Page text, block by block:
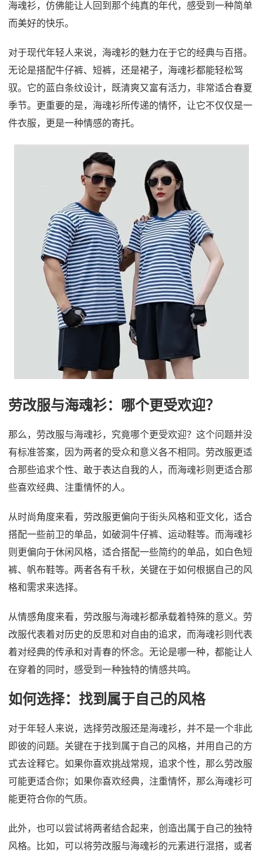
海魂衫，仿佛能让人回到那个纯真的年代，感受到一种简单
而美好的快乐。
对于现代年轻人来说，海魂衫的魅力在于它的经典与百搭。
无论是搭配牛仔裤、短裤，还是裙子，海魂衫都能轻松驾
驭。它的蓝白条纹设计，既清爽又富有活力，非常适合春夏
季节。更重要的是，海魂衫所传递的情怀，让它不仅仅是一
件衣服，更是一种情感的寄托。
劳改服与海魂衫：哪个更受欢迎？
那么，劳改服与海魂衫，究竟哪个更受欢迎？这个问题并没
有标准答案，因为两者的受众和意义各不相同。劳改服更适
合那些追求个性、敢于表达自我的人，而海魂衫则更适合那
些喜欢经典、注重情怀的人。
从时尚角度来看，劳改服更偏向于街头风格和亚文化，适合
搭配一些前卫的单品，如破洞牛仔裤、运动鞋等。而海魂衫
则更偏向于休闲风格，适合搭配一些简约的单品，如白色短
裤、帆布鞋等。两者各有千秋，关键在于如何根据自己的风
格和需求来选择。
从情感角度来看，劳改服与海魂衫都承载着特殊的意义。劳
改服代表着对历史的反思和对自由的追求，而海魂衫则代表
着对经典的传承和对青春的怀念。无论是哪一种，都能让人
在穿着的同时，感受到一种独特的情感共鸣。
如何选择：找到属于自己的风格
对于年轻人来说，选择劳改服还是海魂衫，并不是一个非此
即彼的问题。关键在于找到属于自己的风格，并用自己的方
式去诠释它。如果你喜欢挑战常规，追求个性，那么劳改服
可能更适合你；如果你喜欢经典，注重情怀，那么海魂衫可
能更符合你的气质。
此外，也可以尝试将两者结合起来，创造出属于自己的独特
风格。比如，可以将劳改服与海魂衫的元素进行混搭，或者